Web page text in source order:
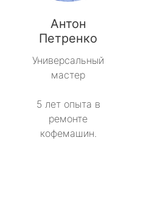
Антон
Петренко
Универсальный
мастер
5 лет опыта в
ремонте
кофемашин.